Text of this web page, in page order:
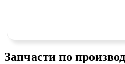
Запчасти по